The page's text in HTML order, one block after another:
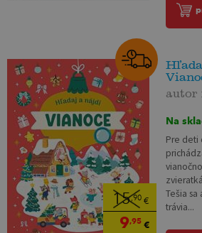
15,90€
9,95€
autor
Na
Pre deti
Tešia sa
trávia...